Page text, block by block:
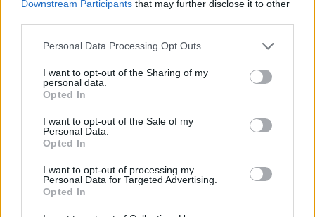
Downstream Participants that may further disclose it to other
Please note that this website/app uses one or more Google
not limited to your visit or usage behaviour. You may click to
grant or deny consent to Google and its third-party tags to
use your data for below specified purposes in below Google
consent section.
Personal Data Processing Opt Outs
I want to opt-out of the Sharing of my
personal data.
Opted In
I want to opt-out of the Sale of my
Personal Data.
Opted In
I want to opt-out of processing my
Personal Data for Targeted Advertising.
Opted In
Banknál személyi kölcsönt felvenni és
kategóriában 11,69 százalékos kamat mellett
SZEMÉLYI HITEL HITELKALKULÁTOR